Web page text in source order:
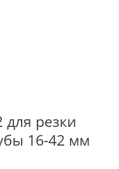
резки
16-42 мм